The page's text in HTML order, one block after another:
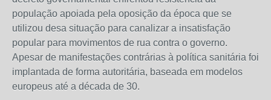
população apoiada pela oposição da época que se
utilizou desa situação para canalizar a insatisfação
popular para movimentos de rua contra o governo.
Apesar de manifestações contrárias à política sanitária foi
implantada de forma autoritária, baseada em modelos
europeus até a década de 30.